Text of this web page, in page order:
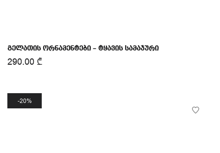
გელათის ორნამენტები – ტყავის სამაჯური
290.00 ₾
20%